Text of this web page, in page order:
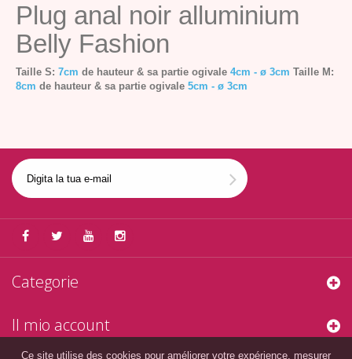
Plug anal noir alluminium
Belly Fashion
Taille S: 7cm de hauteur & sa partie ogivale 4cm - ø 3cm Taille M:
8cm de hauteur & sa partie ogivale 5cm - ø 3cm
Categorie
Il mio account
Ce site utilise des cookies pour améliorer votre expérience, mesurer